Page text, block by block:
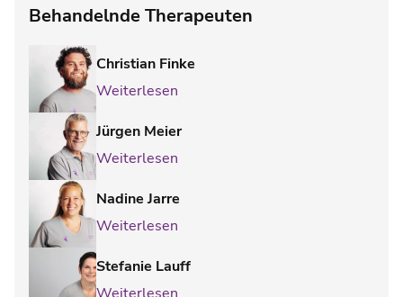
Behandelnde Therapeuten
Christian Finke
Weiterlesen
Jürgen Meier
Weiterlesen
Nadine Jarre
Weiterlesen
Stefanie Lauff